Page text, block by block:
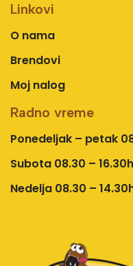
Linkovi
O nama
Brendovi
Moj nalog
Radno vreme
Ponedeljak – petak
Subota 08.30 – 16.30h
Nedelja 08.30 –